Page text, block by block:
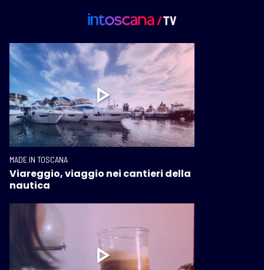
MADE IN TOSCANA
Viareggio, viaggio nei cantieri della
nautica